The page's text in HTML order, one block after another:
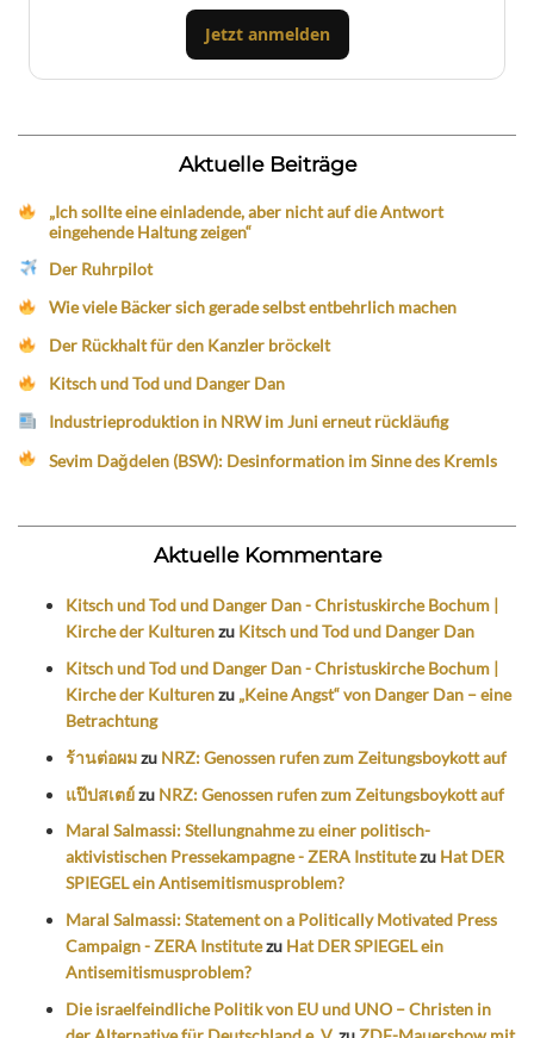
Jetzt anmelden
Aktuelle Beiträge
„Ich sollte eine einladende, aber nicht auf die Antwort
eingehende Haltung zeigen“
Der Ruhrpilot
Wie viele Bäcker sich gerade selbst entbehrlich machen
Der Rückhalt für den Kanzler bröckelt
Kitsch und Tod und Danger Dan
Industrieproduktion in NRW im Juni erneut rückläufig
Sevim Dağdelen (BSW): Desinformation im Sinne des Kremls
Aktuelle Kommentare
Kitsch und Tod und Danger Dan - Christuskirche Bochum |
Kirche der Kulturenzu Kitsch und Tod und Danger Dan
Kitsch und Tod und Danger Dan - Christuskirche Bochum |
Kirche der Kulturenzu „Keine Angst“ von Danger Dan – eine
Betrachtung
ร้านต่อผมzu NRZ: Genossen rufen zum Zeitungsboykott auf
แป๊ปสเตย์zu NRZ: Genossen rufen zum Zeitungsboykott auf
Maral Salmassi: Stellungnahme zu einer politisch-
aktivistischen Pressekampagne - ZERA Institutezu Hat DER
SPIEGEL ein Antisemitismusproblem?
Maral Salmassi: Statement on a Politically Motivated Press
Campaign - ZERA Institutezu Hat DER SPIEGEL ein
Antisemitismusproblem?
Die israelfeindliche Politik von EU und UNO – Christen in